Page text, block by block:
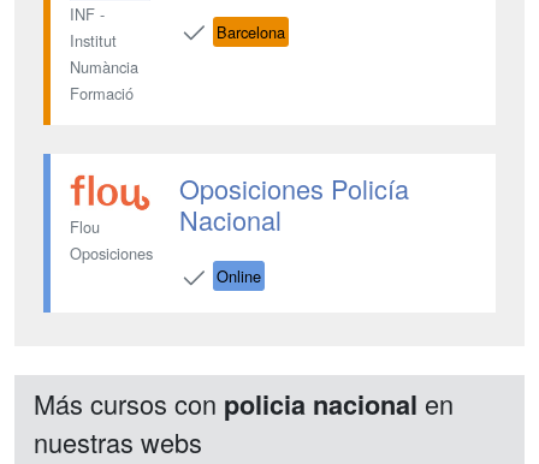
INF -
Institut
Numància
Formació
Barcelona
Flou
Oposiciones
Oposiciones Policía
Nacional
Online
Más cursos con policia nacional en
nuestras webs